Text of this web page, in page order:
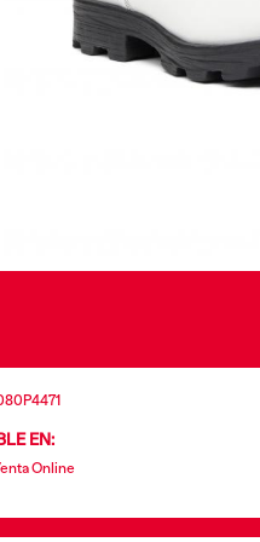
EN:
Online